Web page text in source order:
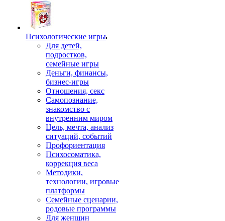
Психологические игры
Для детей,
подростков,
семейные игры
Деньги, финансы,
бизнес-игры
Отношения, секс
Самопознание,
знакомство с
внутренним миром
Цель, мечта, анализ
ситуаций, событий
Профориентация
Психосоматика,
коррекция веса
Методики,
технологии, игровые
платформы
Семейные сценарии,
родовые программы
Для женщин